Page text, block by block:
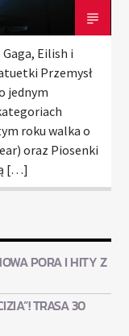
Eilish i
Przemysł
jednym
roku walka o
oraz Piosenki
[…]
PORA I HITY Z
TRASA 30